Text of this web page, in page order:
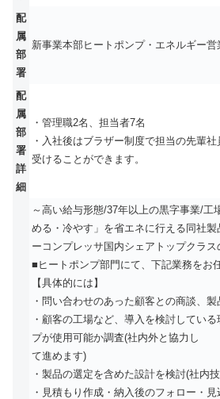
配
属
部
署
新事業本部ヒートポンプ・エネルギー営
配
属
部
署
詳
細
・管理職2名、担当者7名
・入社後はブラザー制度で担当の先輩
受けることができます。
～高い給与形態/37年以上の黒字事業/工
める・冷やす」を省エネに行える同社
ーコンプレッサ国内シェアトップクラス
■ヒートポンプ部門にて、下記業務をお
【具体的には】
・問い合わせのあった顧客との商談、
・顧客の工場など、導入を検討してい
プが使用可能か調査(社内外と協力し
て進めます)
・製品の選定を含めた設計を検討(社内
・見積もり作成・納入後のフォロー・